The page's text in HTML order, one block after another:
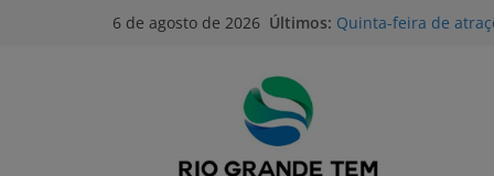
6 de agosto de 2026 Últimos: Quinta-feira de
impacto climático
Rio Grande faz
Unidade Móvel
atendimentos para